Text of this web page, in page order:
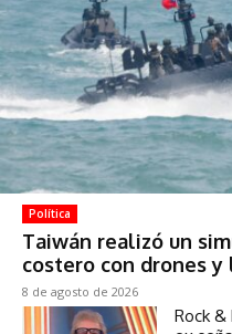
Política
Taiwán realizó un
costero con drones y
8 de agosto de 2026
Rock